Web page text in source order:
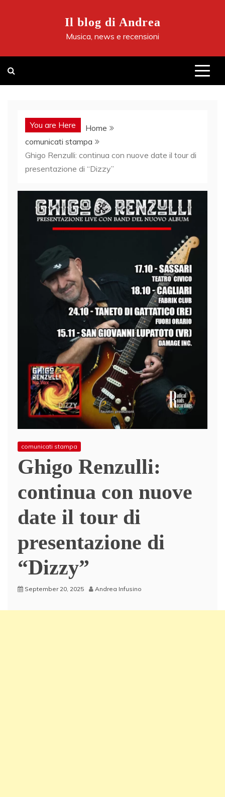
Il blog di Andrea
Musica, news e recensioni
You are Here
Home
comunicati stampa
Ghigo Renzulli: continua con nuove date il tour di
presentazione di “Dizzy”
comunicati stampa
Ghigo Renzulli:
continua con nuove
date il tour di
presentazione di
“Dizzy”
September 20, 2025 Andrea Infusino